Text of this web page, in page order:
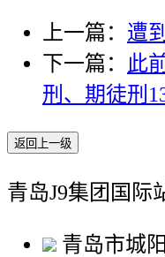
上一篇： 遭
下一篇：
此
刑、期徒刑
返回上一级
青岛J9集团国际
青岛市城